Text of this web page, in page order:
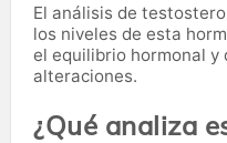
El análisis de
los niveles de esta
el equilibrio hormonal y
alteraciones.
¿Qué analiza